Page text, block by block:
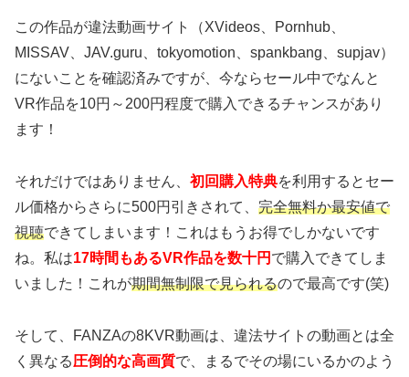
この作品が違法動画サイト（XVideos、Pornhub、
MISSAV、JAV.guru、tokyomotion、spankbang、supjav）
にないことを確認済みですが、今ならセール中でなんと
VR作品を10円～200円程度で購入できるチャンスがあり
ます！
それだけではありません、 初回購入特典を利用するとセー
ル価格からさらに500円引きされて、 完全無料か最安値で
視聴できてしまいます！これはもうお得でしかないです
ね。私は17時間もあるVR作品を数十円 で購入できてしま
いました！これが期間無制限で見られるので最高です(笑)
そして、FANZAの8KVR動画は、違法サイトの動画とは全
く異なる圧倒的な高画質で、まるでその場にいるかのよう